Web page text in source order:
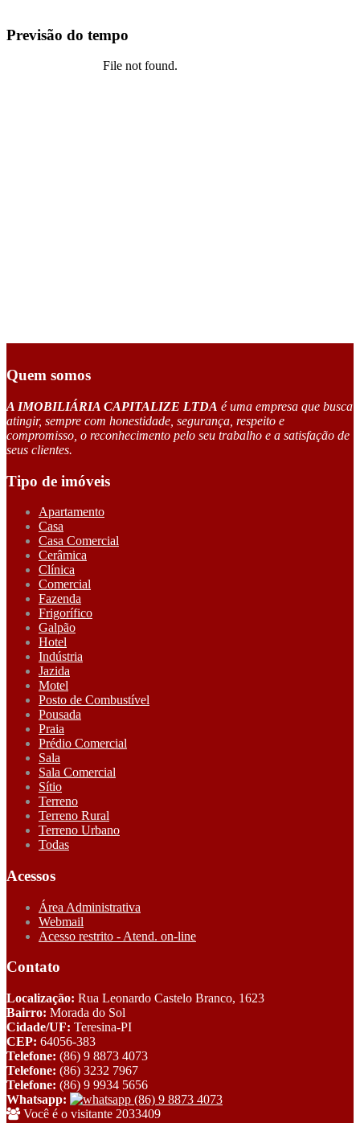
Previsão do tempo
Quem somos
A IMOBILIÁRIA CAPITALIZE LTDA é uma empresa que busca
atingir, sempre com honestidade, segurança, respeito e
compromisso, o reconhecimento pelo seu trabalho e a satisfação de
seus clientes.
Tipo de imóveis
Apartamento
Casa
Casa Comercial
Cerâmica
Clínica
Comercial
Fazenda
Frigorífico
Galpão
Hotel
Indústria
Jazida
Motel
Posto de Combustível
Pousada
Praia
Prédio Comercial
Sala
Sala Comercial
Sítio
Terreno
Terreno Rural
Terreno Urbano
Todas
Acessos
Área Administrativa
Webmail
Acesso restrito - Atend. on-line
Contato
Localização: Rua Leonardo Castelo Branco, 1623
Bairro: Morada do Sol
Cidade/UF: Teresina-PI
CEP: 64056-383
Telefone: (86) 9 8873 4073
Telefone: (86) 3232 7967
Telefone: (86) 9 9934 5656
Whatsapp:
(86) 9 8873 4073
Você é o visitante 2033409